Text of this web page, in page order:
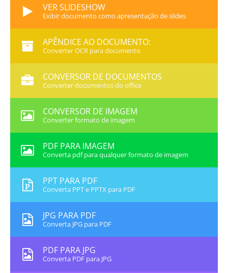
VER SLIDESHOW
Exibir documento como apresentação de slides
APÊNDICE AO DOCUMENTO:
Converter OCR para documento
CONVERSOR DE DOCUMENTOS
Converter documentos do office
CONVERSOR DE IMAGEM
Converter formato de imagem
PDF PARA IMAGEM
Converta pdf para qualquer formato de imagem
PPT PARA PDF
Converta PPT e PPTX para PDF
JPG PARA PDF
Converta JPG para PDF
PDF PARA JPG
Converta PDF para JPG